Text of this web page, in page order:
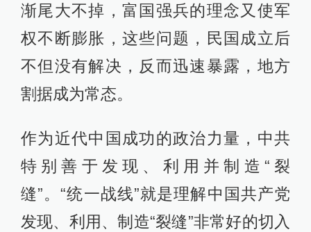
渐尾大不掉，富国强兵的理念又使军
权不断膨胀，这些问题，民国成立后
不但没有解决，反而迅速暴露，地方
割据成为常态。
作为近代中国成功的政治力量，中共
特别善于发现、利用并制造“裂
缝”。“统一战线”就是理解中国共产党
发现、利用、制造“裂缝”非常好的切入